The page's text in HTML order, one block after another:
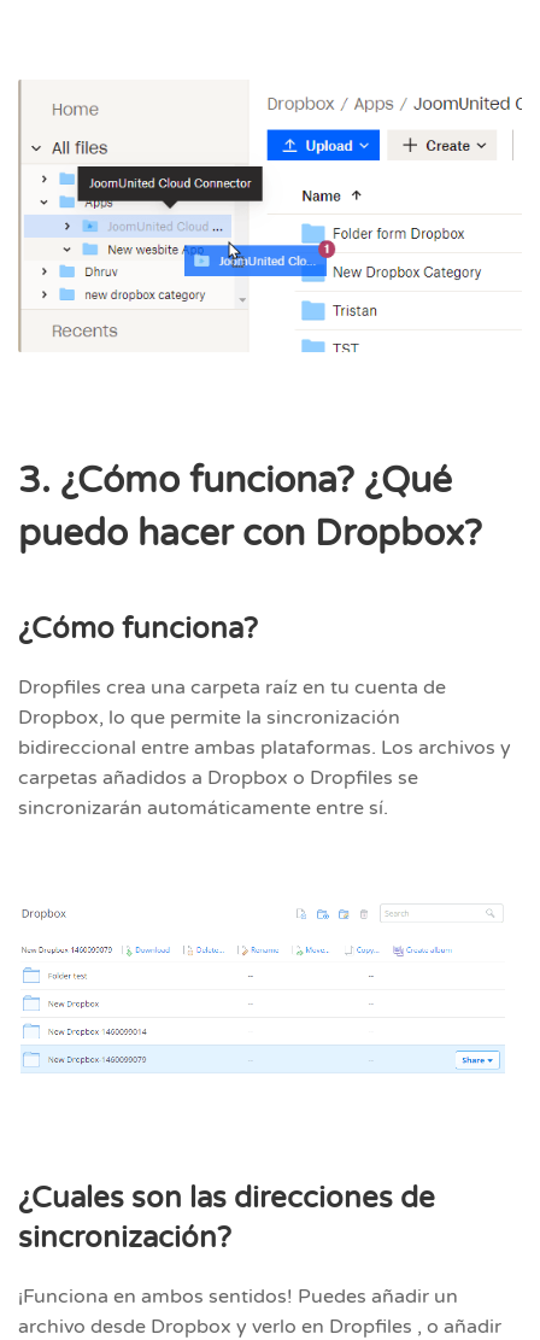
3. ¿Cómo funciona? ¿Qué
puedo hacer con Dropbox?
¿Cómo funciona?
Dropfiles crea una carpeta raíz en tu cuenta de
Dropbox, lo que permite la sincronización
bidireccional entre ambas plataformas. Los archivos y
carpetas añadidos a Dropbox o Dropfiles se
sincronizarán automáticamente entre sí.
¿Cuales son las direcciones de
sincronización?
¡Funciona en ambos sentidos! Puedes añadir un
archivo desde Dropbox y verlo en Dropfiles , o añadir